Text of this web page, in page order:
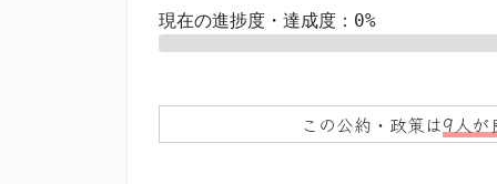
現在の進捗度・達成度：0%
この公約・政策は9人が